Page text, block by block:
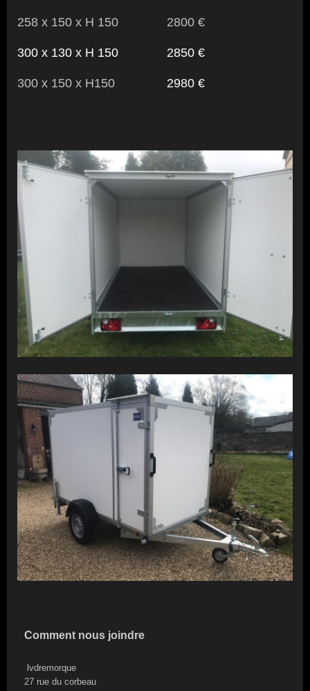
258 x 150 x H 150 2800 €
300 x 130 x H 150 2850 €
300 x 150 x H150 2980 €
Comment nous joindre
lvdremorque
27 rue du corbeau